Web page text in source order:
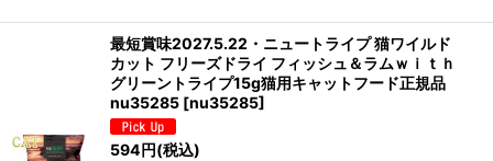
最短賞味2027.5.22・ニュートライプ 猫ワイルド
カット フリーズドライ フィッシュ＆ラムｗｉｔｈ
グリーントライプ15g猫用キャットフード正規品
nu35285 [nu35285]
594円(税込)